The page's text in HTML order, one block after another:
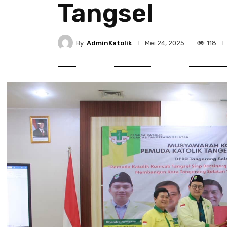
Tangsel
By AdminKatolik Mei 24, 2025 118